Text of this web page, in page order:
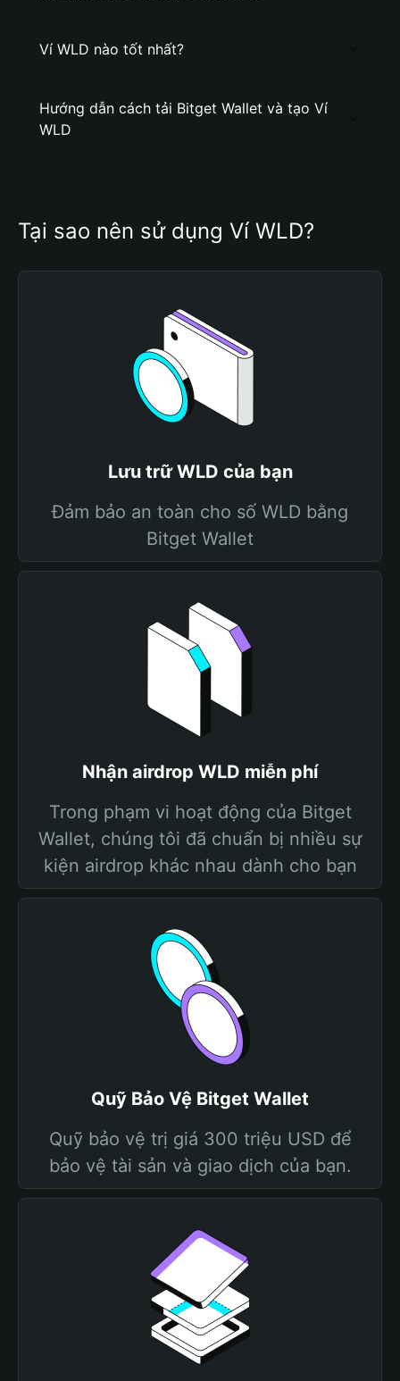
Ví WLD nào tốt nhất?
Hướng dẫn cách tải Bitget Wallet và tạo Ví
WLD
Tại sao nên sử dụng Ví WLD?
Lưu trữ WLD của bạn
Đảm bảo an toàn cho số WLD bằng
Bitget Wallet
Nhận airdrop WLD miễn phí
Trong phạm vi hoạt động của Bitget
Wallet, chúng tôi đã chuẩn bị nhiều sự
kiện airdrop khác nhau dành cho bạn
Quỹ Bảo Vệ Bitget Wallet
Quỹ bảo vệ trị giá 300 triệu USD để
bảo vệ tài sản và giao dịch của bạn.